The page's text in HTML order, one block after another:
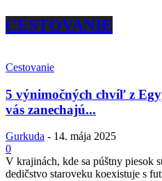
CESTOVANIE
Cestovanie
5 výnimočných chvíľ z
vás zanechajú...
Gurkuda - 14. mája 2025
0
V krajinách, kde sa púštny piesok
dedičstvo staroveku koexistuje s